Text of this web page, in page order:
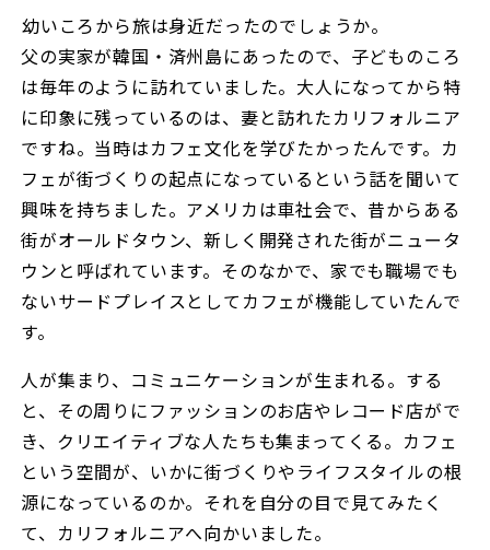
――幼いころから旅は身近だったのでしょうか。
父の実家が韓国・済州島にあったので、子どものころ
は毎年のように訪れていました。大人になってから特
に印象に残っているのは、妻と訪れたカリフォルニア
ですね。当時はカフェ文化を学びたかったんです。カ
フェが街づくりの起点になっているという話を聞いて
興味を持ちました。アメリカは車社会で、昔からある
街がオールドタウン、新しく開発された街がニュータ
ウンと呼ばれています。そのなかで、家でも職場でも
ないサードプレイスとしてカフェが機能していたんで
す。
人が集まり、コミュニケーションが生まれる。する
と、その周りにファッションのお店やレコード店がで
き、クリエイティブな人たちも集まってくる。カフェ
という空間が、いかに街づくりやライフスタイルの根
源になっているのか。それを自分の目で見てみたく
て、カリフォルニアへ向かいました。